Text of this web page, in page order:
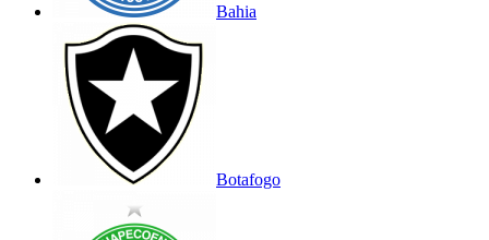
Bahia
Botafogo